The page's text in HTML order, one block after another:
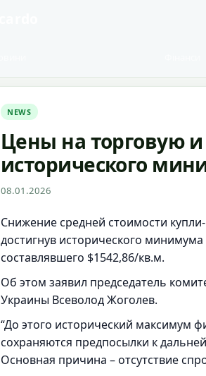
NEWS
Цены на торговую
исторического
08.01.2026
Снижение средней стоимости
достигнув исторического
составлявшего $1542,86/кв.м.
Об этом заявил председатель
Украины Всеволод Жоголев.
“До этого исторический максимум
сохраняются предпосылки к
Основная причина – отсутствие